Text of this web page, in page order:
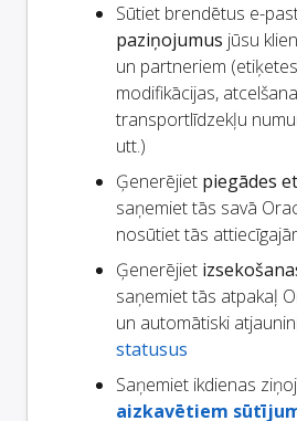
Sūtiet brendētus e-
paziņojumus jūsu
un partneriem
modifikācijas,
transportlīdzekļu
utt.)
Ģenerējiet piegādes
saņemiet tās savā
nosūtiet tās
Ģenerējiet
saņemiet tās atpakaļ
un automātiski
statusus
Saņemiet ikdienas
aizkavētiem